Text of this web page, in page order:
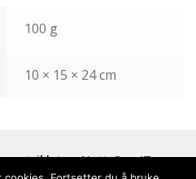
100 g
10 × 15 × 24 cm
utviklet avNett-Opp IT